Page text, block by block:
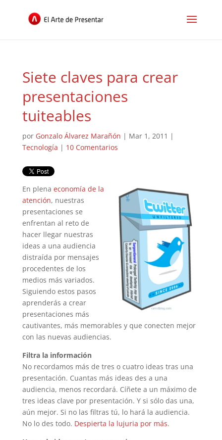
Siete claves para crear
presentaciones
tuiteables
por Gonzalo Álvarez Marañón | Mar 1, 2011 |
Tecnología | 10 Comentarios
En plena economía de la
atención, nuestras
presentaciones se
enfrentan al reto de
hacer llegar nuestras
ideas a una audiencia
distraída por mensajes
procedentes de los
medios más variados.
Siguiendo estos pasos
aprenderás a crear
presentaciones más
cautivantes, más memorables y que conecten mejor
con las nuevas audiencias.
Filtra la información
No recordamos más de tres o cuatro ideas tras una
presentación. Cuantas más ideas des a una
audiencia, menos recordará. Cíñete a un máximo de
tres ideas clave por presentación. Y si sólo das una,
aún mejor. Si no las filtras tú, lo hará la audiencia.
No lo des todo. Despierta la lujuria por más.